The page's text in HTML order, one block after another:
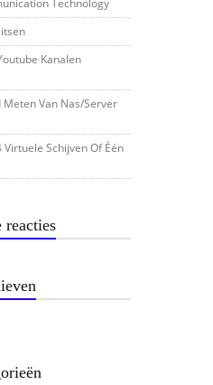
Technology
Kanalen
Meten Van Nas/server
Schijven Of Één
reacties